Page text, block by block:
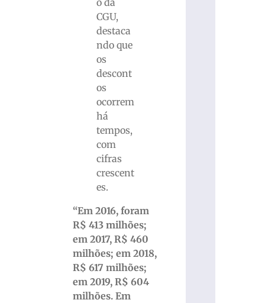
CGU,
destaca
ndo que
os
descont
os
ocorrem
há
tempos,
com
cifras
crescent
es.
“Em 2016, foram
R$ 413 milhões;
em 2017, R$ 460
milhões; em 2018,
R$ 617 milhões;
em 2019, R$ 604
milhões. Em